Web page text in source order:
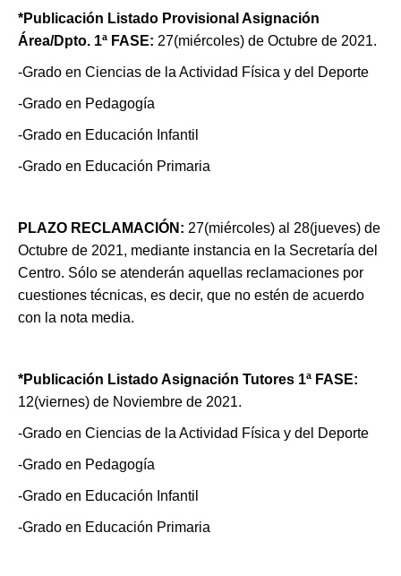
*Publicación Listado Provisional Asignación
Área/Dpto. 1ª FASE: 27(miércoles) de Octubre de 2021.
-Grado en Ciencias de la Actividad Física y del Deporte
-Grado en Pedagogía
-Grado en Educación Infantil
-Grado en Educación Primaria
PLAZO RECLAMACIÓN : 27(miércoles) al 28(jueves) de
Octubre de 2021, mediante instancia en la Secretaría del
Centro. Sólo se atenderán aquellas reclamaciones por
cuestiones técnicas, es decir, que no estén de acuerdo
con la nota media.
*Publicación Listado Asignación Tutores 1ª FASE:
12(viernes) de Noviembre de 2021.
-Grado en Ciencias de la Actividad Física y del Deporte
-Grado en Pedagogía
-Grado en Educación Infantil
-Grado en Educación Primaria